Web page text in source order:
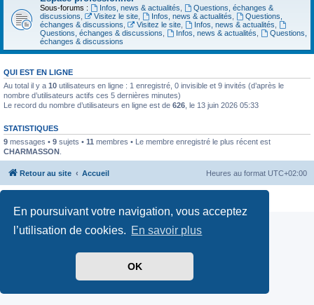
En poursuivant votre navigation, vous acceptez
l’utilisation de cookies. En savoir plus
OK
Sous-forums : Infos, news & actualités
Questions, échanges &
discussions
Visitez le site, Infos, news & actualités
Questions,
échanges & discussions
Visitez le site, Infos, news & actualités
Questions, échanges & discussions
Infos, news & actualités
Questions,
échanges & discussions
QUI EST EN LIGNE
Au total il y a 10 utilisateurs en ligne : 1 enregistré, 0 invisible et 9 invités (d’après le
nombre d’utilisateurs actifs ces 5 dernières minutes)
Le record du nombre d’utilisateurs en ligne est de 626 , le 13 juin 2026 05:33
STATISTIQUES
9 messages • 9 sujets • 11 membres • Le membre enregistré le plus récent est
CHARMASSON
Retour au site Accueil Heures au format UTC+02:00